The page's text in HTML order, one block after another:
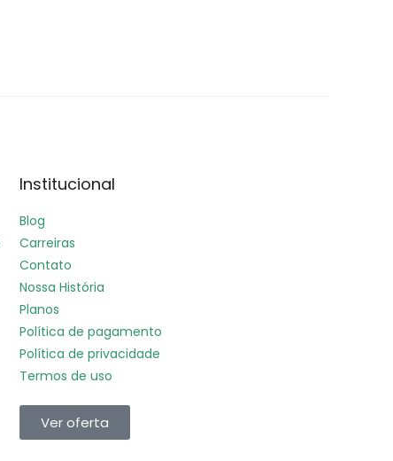
Institucional
Blog
Carreiras
Contato
Nossa História
Planos
Política de pagamento
Política de privacidade
Termos de uso
Ver oferta